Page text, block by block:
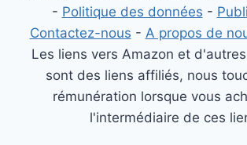
- Politique des données -
Contactez-nous - A propos de
Les liens vers Amazon et
sont des liens affiliés, nous
rémunération lorsque vous
l'intermédiaire de ces